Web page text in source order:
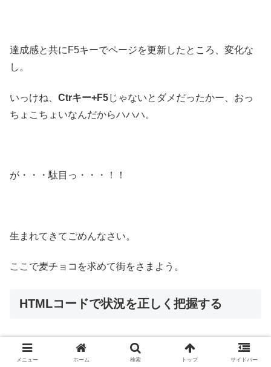
達成感と共にF5キーでページを更新したところ、変化な
し。
いっけね、 Ctrキー+F5じゃないとダメだったかー、おっ
ちょこちょいなんだからハハハ。
が・・・駄目っ・・・！！
生まれてきてごめんなさい。
ここで麦チョコを求めて街をさまよう。
HTMLコードで状況を正しく把握する
なんなんだろうこれは。
メニュー ホーム 検索 トップ サイドバー